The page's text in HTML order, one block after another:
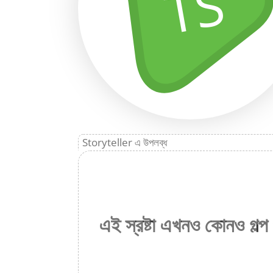
Storyteller এ উপলব্ধ
এই স্রষ্টা এখনও কোনও গল্প